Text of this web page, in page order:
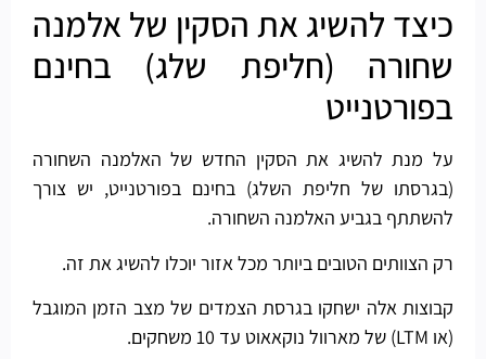
כיצד להשיג את הסקין של אלמנה
שחורה (חליפת שלג) בחינם
בפורטנייט
על מנת להשיג את הסקין החדש של האלמנה השחורה
(בגרסתו של חליפת השלג) בחינם בפורטנייט, יש צורך
להשתתף בגביע האלמנה השחורה.
רק הצוותים הטובים ביותר מכל אזור יוכלו להשיג את זה.
קבוצות אלה ישחקו בגרסת הצמדים של מצב הזמן המוגבל
(או LTM) של מארוול נוקאאוט עד 10 משחקים.